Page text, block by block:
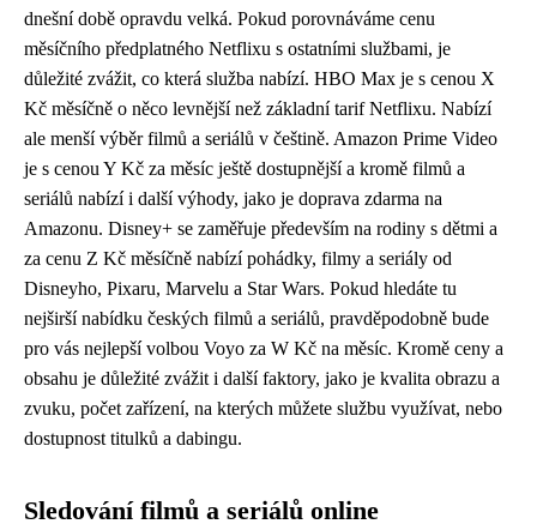
dnešní době opravdu velká. Pokud porovnáváme cenu
měsíčního předplatného Netflixu s ostatními službami, je
důležité zvážit, co která služba nabízí. HBO Max je s cenou X
Kč měsíčně o něco levnější než základní tarif Netflixu. Nabízí
ale menší výběr filmů a seriálů v češtině. Amazon Prime Video
je s cenou Y Kč za měsíc ještě dostupnější a kromě filmů a
seriálů nabízí i další výhody, jako je doprava zdarma na
Amazonu. Disney+ se zaměřuje především na rodiny s dětmi a
za cenu Z Kč měsíčně nabízí pohádky, filmy a seriály od
Disneyho, Pixaru, Marvelu a Star Wars. Pokud hledáte tu
nejširší nabídku českých filmů a seriálů, pravděpodobně bude
pro vás nejlepší volbou Voyo za W Kč na měsíc. Kromě ceny a
obsahu je důležité zvážit i další faktory, jako je kvalita obrazu a
zvuku, počet zařízení, na kterých můžete službu využívat, nebo
dostupnost titulků a dabingu.
Sledování filmů a seriálů online